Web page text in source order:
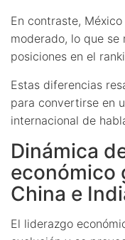
En contraste,
moderado, lo que
posiciones en el
Estas diferencias
para convertirse en
internacional de
Dinámica
económico
China e
El liderazgo